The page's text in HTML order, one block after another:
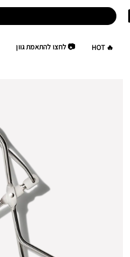
🔥 HOT 📷 לחצו להתאמת גוון